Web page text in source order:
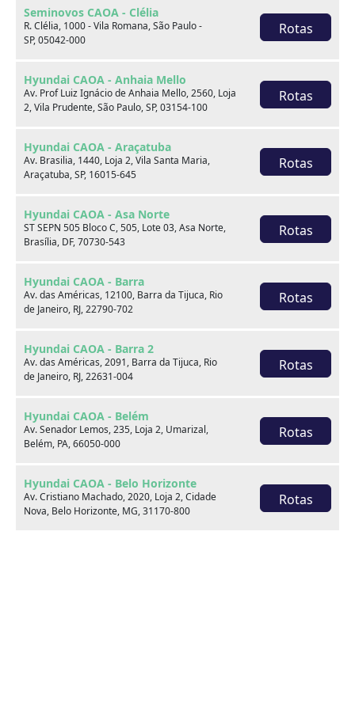
Seminovos CAOA - Clélia
R. Clélia, 1000 - Vila Romana, São Paulo -
SP, 05042-000
Rotas
Hyundai CAOA - Anhaia Mello
Av. Prof Luiz Ignácio de Anhaia Mello, 2560, Loja
2, Vila Prudente, São Paulo, SP, 03154-100
Rotas
Hyundai CAOA - Araçatuba
Av. Brasilia, 1440, Loja 2, Vila Santa Maria,
Araçatuba, SP, 16015-645
Rotas
Hyundai CAOA - Asa Norte
ST SEPN 505 Bloco C, 505, Lote 03, Asa Norte,
Brasília, DF, 70730-543
Rotas
Hyundai CAOA - Barra
Av. das Américas, 12100, Barra da Tijuca, Rio
de Janeiro, RJ, 22790-702
Rotas
Hyundai CAOA - Barra 2
Av. das Américas, 2091, Barra da Tijuca, Rio
de Janeiro, RJ, 22631-004
Rotas
Hyundai CAOA - Belém
Av. Senador Lemos, 235, Loja 2, Umarizal,
Belém, PA, 66050-000
Rotas
Hyundai CAOA - Belo Horizonte
Av. Cristiano Machado, 2020, Loja 2, Cidade
Nova, Belo Horizonte, MG, 31170-800
Rotas
Hyundai CRETA
1.0 TGDI FLEX LIMITED AUTOMÁTICO
Seminovos CAOA - Clélia
Por:R$102.990,00
Acesso rápido